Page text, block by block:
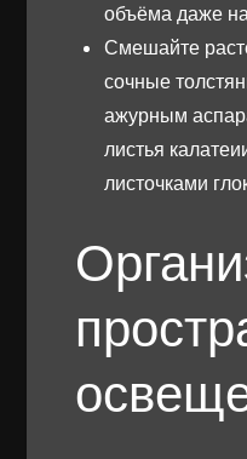
объёма даже
Смешайте
сочные
ажурным
листья
листочками